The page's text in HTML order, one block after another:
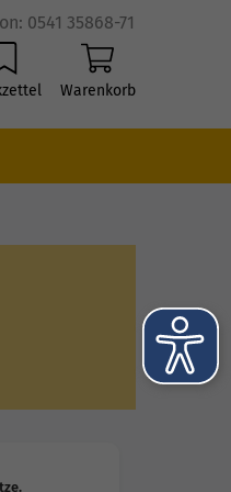
0541 35868-71
Warenkorb